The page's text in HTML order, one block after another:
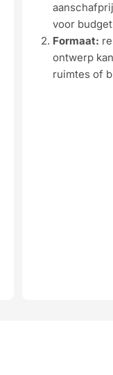
voor
Formaat:
ontwerp
ruimtes of